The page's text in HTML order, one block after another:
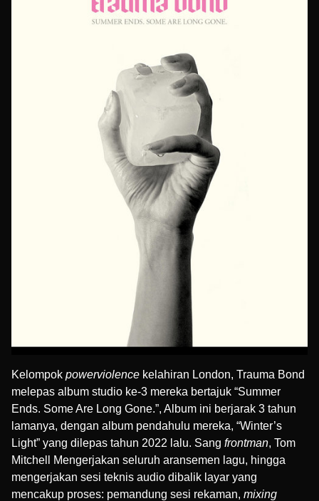
Kelompok powerviolence kelahiran London, Trauma Bond
melepas album studio ke-3 mereka bertajuk “Summer
Ends. Some Are Long Gone.”, Album ini berjarak 3 tahun
lamanya, dengan album pendahulu mereka, “Winter’s
Light” yang dilepas tahun 2022 lalu. Sang frontman, Tom
Mitchell Mengerjakan seluruh aransemen lagu, hingga
mengerjakan sesi teknis audio dibalik layar yang
mencakup proses: pemandung sesi rekaman, mixing